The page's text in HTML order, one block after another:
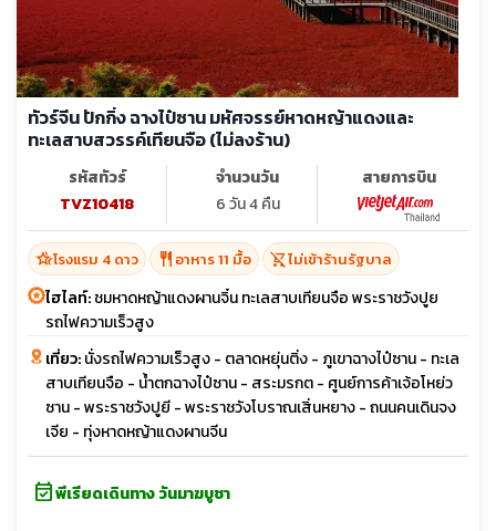
ทัวร์จีน ปักกิ่ง ฉางไป๋ซาน มหัศจรรย์หาดหญ้าแดงและ
ทะเลสาบสวรรค์เทียนจือ (ไม่ลงร้าน)
รหัสทัวร์
TVZ10418
จำนวนวัน
6 วัน 4 คืน
สายการบิน
hotel_classโรงแรม 4 ดาว restaurant อาหาร 11 มื้อ shopping_cart_offไม่เข้าร้านรัฐบาล
ไฮไลท์:ชมหาดหญ้าแดงผานจิ๋น ทะเลสาบเทียนจือ พระราชวังปูย
รถไฟความเร็วสูง
เที่ยว:นั่งรถไฟความเร็วสูง - ตลาดหยุ่นติ่ง - ภูเขาฉางไป๋ซาน - ทะเล
สาบเทียนจือ - น้ำตกฉางไป๋ซาน - สระมรกต - ศูนย์การค้าเจ้อโหย่ว
ซาน - พระราชวังปูยี - พระราชวังโบราณเสิ่นหยาง - ถนนคนเดินจง
เจีย - ทุ่งหาดหญ้าแดงผานจีน
event_availableพีเรียดเดินทาง วันมาฆบูชา